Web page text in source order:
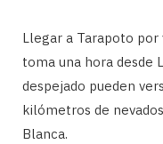
Llegar a Tarapoto por
toma una hora desde
despejado pueden
kilómetros de
Blanca.